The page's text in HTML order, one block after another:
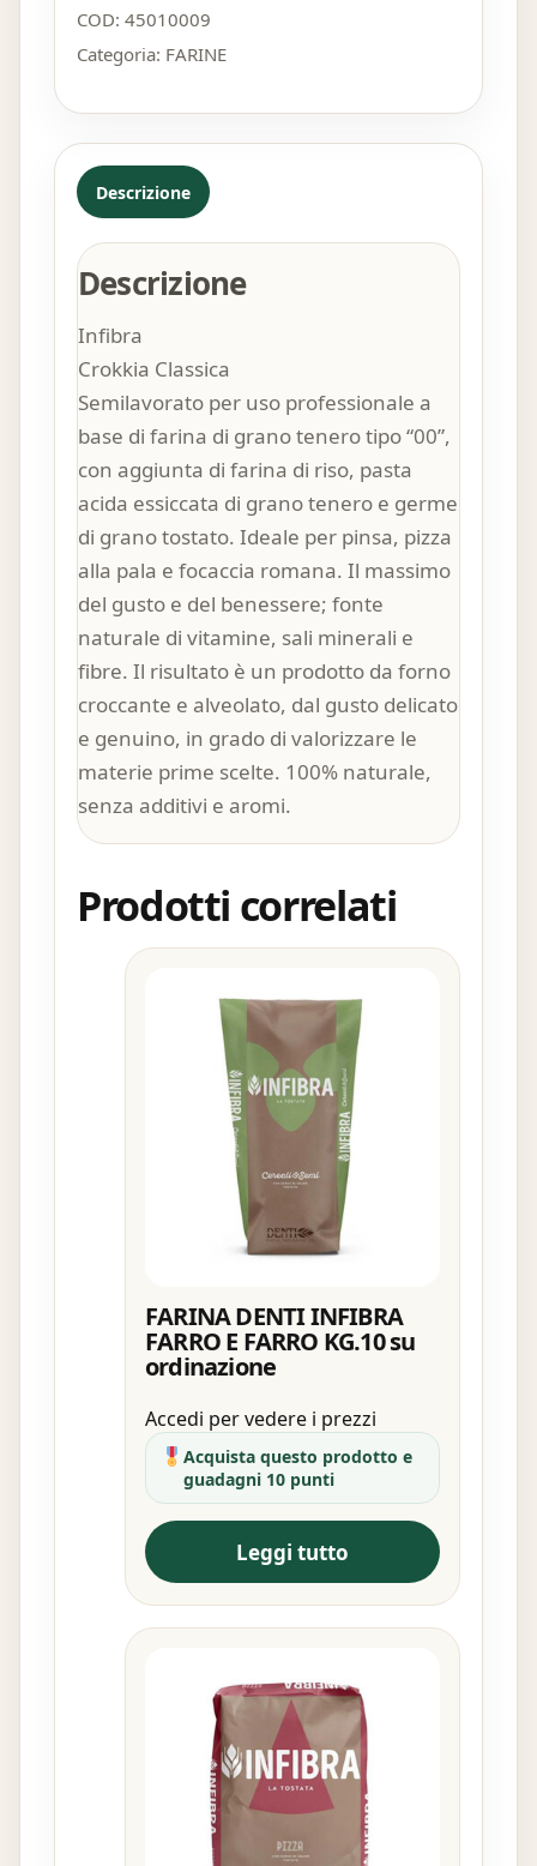
COD: 45010009
Categoria: FARINE
Descrizione
Descrizione
Infibra
Crokkia Classica
Semilavorato per uso professionale a
base di farina di grano tenero tipo “00”,
con aggiunta di farina di riso, pasta
acida essiccata di grano tenero e germe
di grano tostato. Ideale per pinsa, pizza
alla pala e focaccia romana. Il massimo
del gusto e del benessere; fonte
naturale di vitamine, sali minerali e
fibre. Il risultato è un prodotto da forno
croccante e alveolato, dal gusto delicato
e genuino, in grado di valorizzare le
materie prime scelte. 100% naturale,
senza additivi e aromi.
Prodotti correlati
FARINA DENTI INFIBRA
FARRO E FARRO KG.10 su
ordinazione
Accedi per vedere i prezzi
Acquista questo prodotto e
guadagni 10 punti
Leggi tutto